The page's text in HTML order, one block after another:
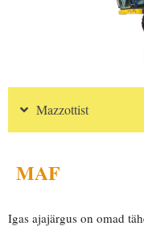
Mazzottist
MAF
Igas ajajärgus on omad